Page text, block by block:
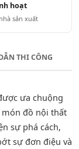
hoạt
sản xuất
THI CÔNG
ưa chuộng
đồ nội thất
sự phá cách,
sự đơn điệu và